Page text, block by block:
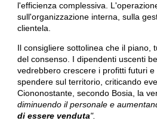
l'efficienza complessiva.
sull'organizzazione interna, sulla
clientela.
Il consigliere sottolinea che il
del consenso. I dipendenti uscenti
vedrebbero crescere i profitti futuri
spendere sul territorio, criticando
Ciononostante, secondo Bosia, la
diminuendo il personale e
di essere venduta".